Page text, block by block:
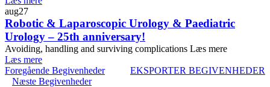
aug27
Robotic & Laparoscopic Urology & Paediatric
Urology – 25th anniversary!
Avoiding, handling and surviving complications Læs mere
Læs mere
Foregående Begivenheder EKSPORTER BEGIVENHEDER
NæsteBegivenheder